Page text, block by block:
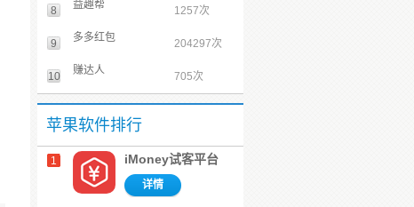
8 益趣帮 1257次
9 多多红包 204297次
10 赚达人 705次
苹果软件排行
1 iMoney试客平台
详情